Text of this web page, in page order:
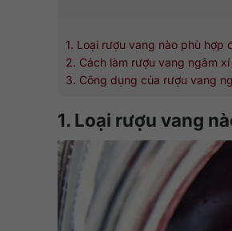
1. Loại rượu vang nào phù hợp
2. Cách làm rượu vang ngâm xí
3. Công dụng của rượu vang
1. Loại rượu vang